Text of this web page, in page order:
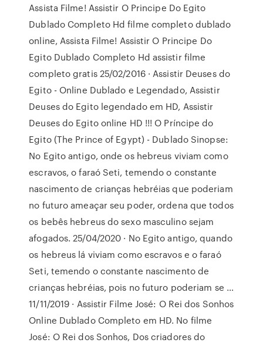
Assista Filme! Assistir O Principe Do Egito
Dublado Completo Hd filme completo dublado
online, Assista Filme! Assistir O Principe Do
Egito Dublado Completo Hd assistir filme
completo gratis 25/02/2016 · Assistir Deuses do
Egito - Online Dublado e Legendado, Assistir
Deuses do Egito legendado em HD, Assistir
Deuses do Egito online HD !!! O Príncipe do
Egito (The Prince of Egypt) - Dublado Sinopse:
No Egito antigo, onde os hebreus viviam como
escravos, o faraó Seti, temendo o constante
nascimento de crianças hebréias que poderiam
no futuro ameaçar seu poder, ordena que todos
os bebês hebreus do sexo masculino sejam
afogados. 25/04/2020 · No Egito antigo, quando
os hebreus lá viviam como escravos e o faraó
Seti, temendo o constante nascimento de
crianças hebréias, pois no futuro poderiam se …
11/11/2019 · Assistir Filme José: O Rei dos Sonhos
Online Dublado Completo em HD. No filme
José: O Rei dos Sonhos, Dos criadores do